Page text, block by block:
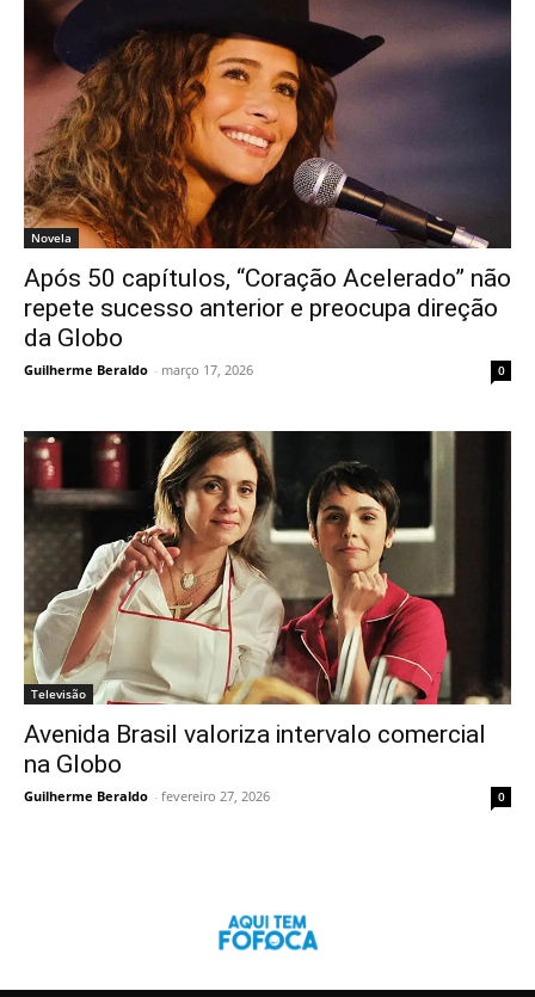
Novela
Após 50 capítulos, “Coração Acelerado” não
repete sucesso anterior e preocupa direção
da Globo
Guilherme Beraldo - março 17, 2026 0
Televisão
Avenida Brasil valoriza intervalo comercial
na Globo
Guilherme Beraldo - fevereiro 27, 2026 0